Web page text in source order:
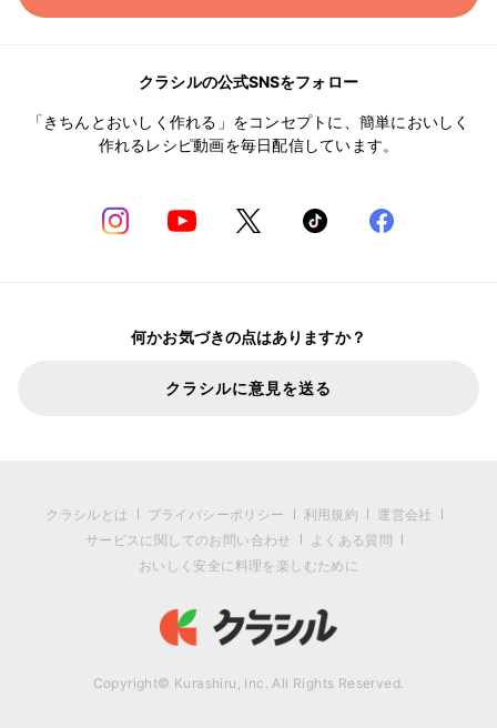
クラシルの公式SNSをフォロー
「きちんとおいしく作れる」をコンセプトに、簡単においしく
作れるレシピ動画を毎日配信しています。
何かお気づきの点はありますか？
クラシルに意見を送る
クラシルとは プライバシーポリシー 利用規約
運営会社
サービスに関してのお問い合わせ
よくある質問
おいしく安全に料理を楽しむために
Copyright© Kurashiru, Inc. All Rights Reserved.